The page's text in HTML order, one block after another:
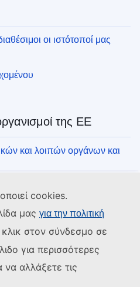
cookies.
μας για την πολιτική
στον σύνδεσμο σε
για περισσότερες
να αλλάξετε τις
οι ιστότοποί μας
της ΕΕ
και λοιπών οργάνων και